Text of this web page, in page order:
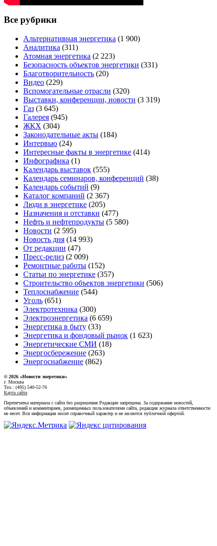
Все рубрики
Альтернативная энергетика (1 900)
Аналитика (311)
Атомная энергетика (2 223)
Безопасность объектов энергетики (331)
Благотворительность (20)
Видео (229)
Вспомогательные отрасли (320)
Выставки, конференции, новости (3 319)
Газ (3 645)
Галерея (945)
ЖКХ (304)
Законодательные акты (184)
Интервью (24)
Интересные факты в энергетике (414)
Инфографика (1)
Календарь выставок (555)
Календарь семинаров, конференций (38)
Календарь событий (9)
Каталог компаний (2 367)
Люди в энергетике (205)
Назначения и отставки (477)
Нефть и нефтепродукты (5 580)
Новости (2 595)
Новость дня (14 993)
От редакции (47)
Пресс-релиз (2 009)
Ремонтные работы (152)
Статьи по энергетике (357)
Строительство объектов энергетики (506)
Теплоснабжение (544)
Уголь (651)
Электротехника (300)
Электроэнергетика (6 659)
Энергетика в быту (33)
Энергетика и фондовый рынок (1 623)
Энергетические СМИ (18)
Энергосбережение (263)
Энергоснабжение (862)
© 2026 «Новости энеретики»
г. Москва
Тел.: (495) 540-52-76
Карта сайта
Перепечатка материала с сайта без разрешения Редакции запрещена. За содержание новостей,
объявлений и комментариев, размещенных пользователями сайта, редакция журнала ответственности
не несет. Вся информация носит справочный характер и не является публичной офертой.